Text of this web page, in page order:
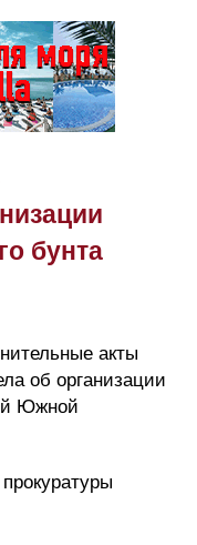
бунта
акты
об организации
Южной